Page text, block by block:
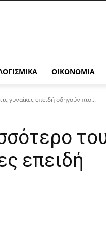
ΟΙΚΟΝΟΜΊΑ
γυναίκες επειδή οδηγούν πιο...
επειδή